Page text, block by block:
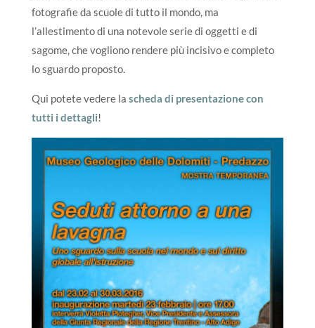
fotografie da scuole di tutto il mondo, ma
l’allestimento di una notevole serie di oggetti e di
sagome, che vogliono rendere più incisivo e completo
lo sguardo proposto.
Qui potete vedere la scheda di presentazione con
tutti i dettagli!